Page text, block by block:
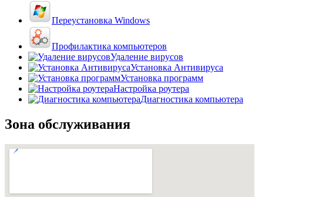
Переустановка Windows
Профилактика компьютеров
Удаление вирусов
Установка Антивируса
Установка программ
Настройка роутера
Диагностика компьютера
Зона обслуживания